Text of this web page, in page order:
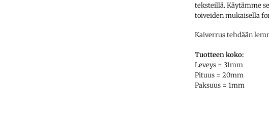
teksteillä. Käytämme
toiveiden mukaisella
Kaiverrus tehdään
Tuotteen koko:
Leveys = 31mm
Pituus = 20mm
Paksuus = 1mm